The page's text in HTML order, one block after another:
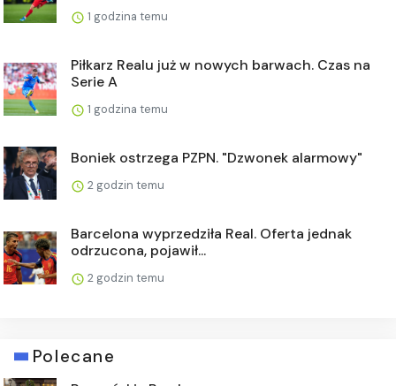
1 godzina temu
Piłkarz Realu już w nowych barwach. Czas na
Serie A
1 godzina temu
Boniek ostrzega PZPN. "Dzwonek alarmowy"
2 godzin temu
Barcelona wyprzedziła Real. Oferta jednak
odrzucona, pojawił...
2 godzin temu
Polecane